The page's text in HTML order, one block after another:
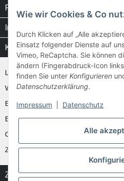
Rechtliches
Informationen
Kataloge / Videos
Layher Videos und Downloads
WAKÜ
Ernst
Euroline
Günzburger
Zarges
Zahlung & Versand
Wie wir Cookies & Co
Durch Klicken auf „Alle
Einsatz folgender Dienste auf
Vimeo, ReCaptcha. Sie können
ändern (Fingerabdruck-Icon
finden Sie unter Konfigurieren
Datenschutzerklärung.
Impressum Datenschutz
Alle